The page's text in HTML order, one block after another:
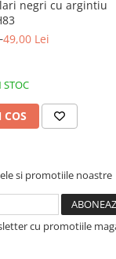
negri cu argintiu
49,00 Lei
STOC
si promotiile noastre
cu promotiile